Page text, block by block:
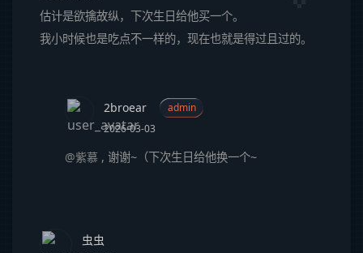
估计是欲擒故纵，下次生日给他买一个。
我小时候也是吃点不一样的，现在也就是得过且过的。
2broear
admin
2026-03-03
@紫慕 ,谢谢~（下次生日给他换一个~
虫虫